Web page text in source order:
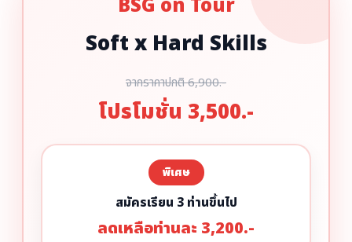
BSG on Tour
Soft x Hard Skills
จากราคาปกติ 6,900.-
โปรโมชั่น 3,500.-
พิเศษ
สมัครเรียน 3 ท่านขึ้นไป
ลดเหลือท่านละ 3,200.-